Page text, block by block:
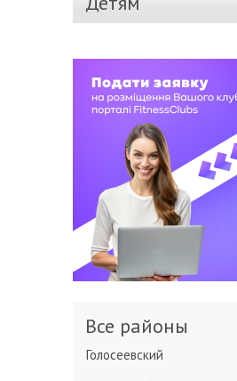
Все районы
Голосеевский